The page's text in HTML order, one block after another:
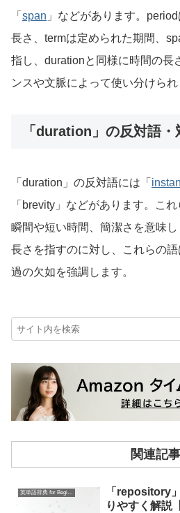
「 span 」などがあります。
長さ、termは定められた期間、
指し、durationと同様に時間の長
ンスや文脈によって使い分けられ
「duration」の反対語・
「duration」の反対語には「
「brevity」などがあります。こ
瞬間や短い時間、簡潔さを意味
長さを指すのに対し、これらの
過の欠如を強調します。
関連記事
英単語辞典 for Beginners
「repository
りやすく解説